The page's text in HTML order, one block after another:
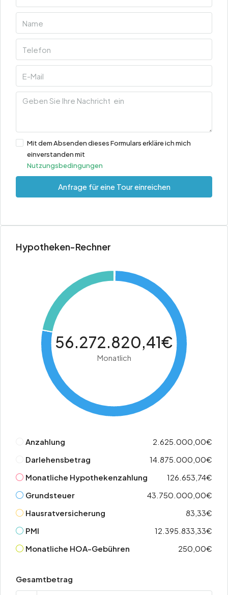
Mit dem Absenden dieses Formulars erkläre ich mich
einverstanden mit
Nutzungsbedingungen
Anfrage für eine Tour einreichen
Hypotheken-Rechner
56.272.820,41€
Monatlich
Anzahlung
2.625.000,00€
Darlehensbetrag
14.875.000,00€
Monatliche Hypothekenzahlung
126.653,74€
Grundsteuer
43.750.000,00€
Hausratversicherung
83,33€
PMI
12.395.833,33€
Monatliche HOA-Gebühren
250,00€
Gesamtbetrag